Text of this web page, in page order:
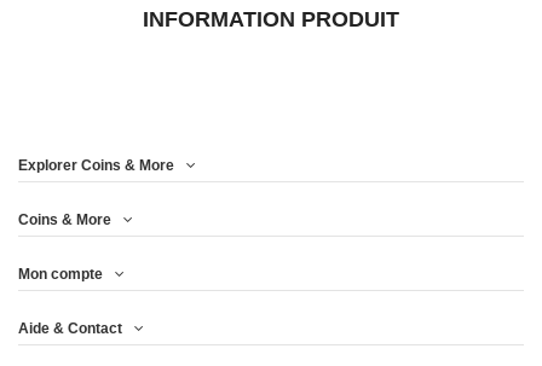
INFORMATION PRODUIT
Explorer Coins & More
Coins & More
Mon compte
Aide & Contact